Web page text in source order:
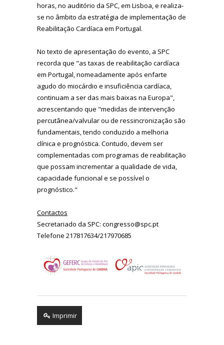
horas, no auditório da SPC, em Lisboa, e realiza-
se no âmbito da estratégia de implementação de
Reabilitação Cardíaca em Portugal.
No texto de apresentação do evento, a SPC
recorda que "as taxas de reabilitação cardíaca
em Portugal, nomeadamente após enfarte
agudo do miocárdio e insuficiência cardíaca,
continuam a ser das mais baixas na Europa",
acrescentando que "medidas de intervenção
percutânea/valvular ou de ressincronização são
fundamentais, tendo conduzido a melhoria
clínica e prognóstica. Contudo, devem ser
complementadas com programas de reabilitação
que possam incrementar a qualidade de vida,
capacidade funcional e se possível o
prognóstico."
Contactos
Secretariado da SPC: congresso@spc.pt
Telefone 217817634/217970685
Imprimir